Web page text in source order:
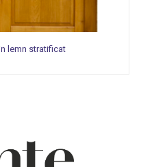
lemn stratificat